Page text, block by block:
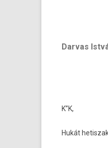
Darvas
K”K,
Hukát